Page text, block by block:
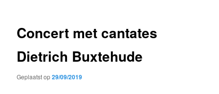
Concert met cantates
Dietrich Buxtehude
Geplaatst op29/09/2019